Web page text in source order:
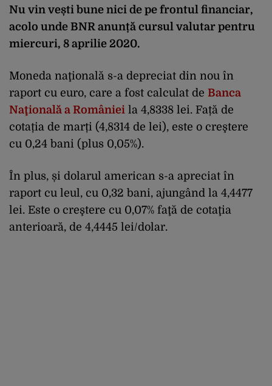
Nu vin vești bune nici de pe frontul financiar,
acolo unde BNR anunță cursul valutar pentru
miercuri, 8 aprilie 2020.
Moneda naţională s-a depreciat din nou în
raport cu euro, care a fost calculat de Banca
Naţională a României la 4,8338 lei. Față de
cotația de marți (4,8314 de lei), este o creştere
cu 0,24 bani (plus 0,05%).
În plus, și dolarul american s-a apreciat în
raport cu leul, cu 0,32 bani, ajungând la 4,4477
lei. Este o creştere cu 0,07% faţă de cotaţia
anterioară, de 4,4445 lei/dolar.